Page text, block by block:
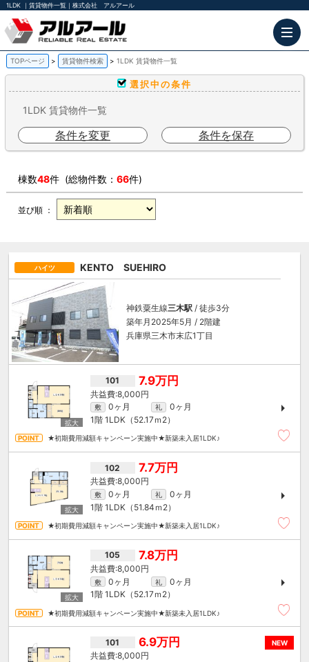
1LDK ｜賃貸物件一覧｜株式会社 アルアール
TOPページ 賃貸物件検索 1LDK 賃貸物件一覧
選択中の条件
1LDK 賃貸物件一覧
条件を変更 条件を保存
棟数48件 (総物件数：66件)
並び順 ：
ハイツ KENTO SUEHIRO
神鉄粟生線三木駅 / 徒歩3分
築年月2025年5月 / 2階建
兵庫県三木市末広1丁目
101 7.9万円
8,000円
敷 0ヶ月 礼
0ヶ月
1階 1LDK（52.17ｍ 2）
★初期費用減額キャンペーン実施中★新築未入居1LDK♪
102 7.7万円
8,000円
敷 0ヶ月 礼
0ヶ月
1階 1LDK（51.84ｍ 2）
★初期費用減額キャンペーン実施中★新築未入居1LDK♪
105 7.8万円
8,000円
敷 0ヶ月 礼
0ヶ月
1階 1LDK（52.17ｍ 2）
★初期費用減額キャンペーン実施中★新築未入居1LDK♪
NEW
101 6.9万円
8,000円